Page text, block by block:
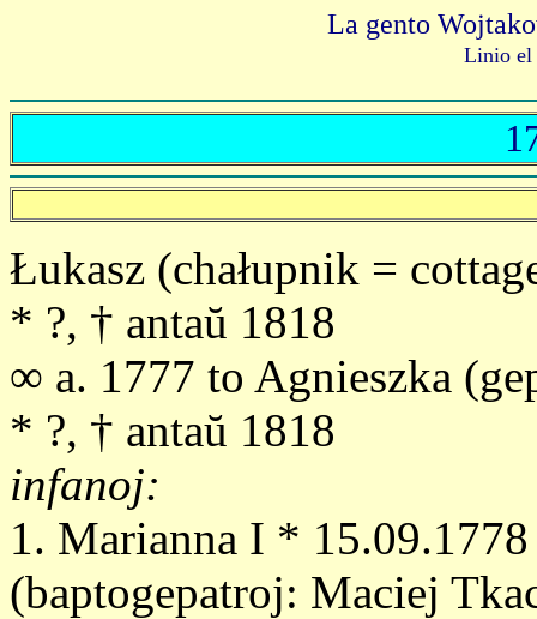
La gento
Linio el
Łukasz (chałupnik =
* ?, † antaŭ 1818
∞ a. 1777 to Agnieszka
* ?, † antaŭ 1818
infanoj:
1. Marianna I * 15.09.1778
(baptogepatroj: Maciej